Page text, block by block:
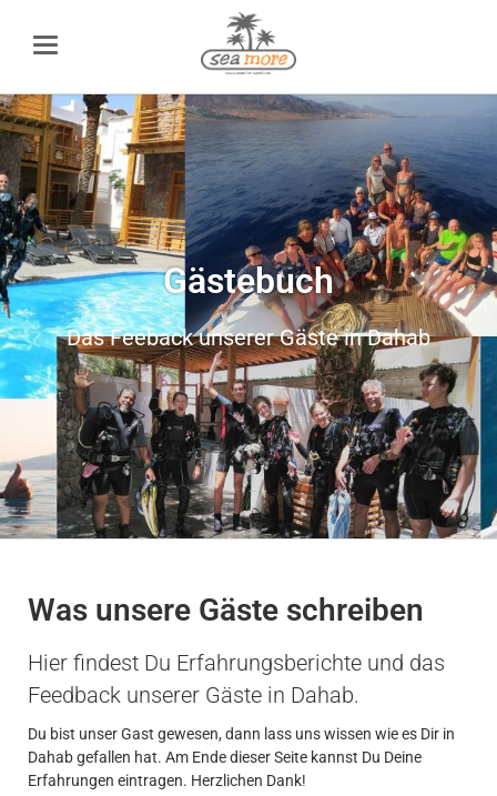
Gästebuch
Das Feeback unserer Gäste in Dahab
Was unsere Gäste schreiben
Hier findest Du Erfahrungsberichte und das
Feedback unserer Gäste in Dahab.
Du bist unser Gast gewesen, dann lass uns wissen wie es Dir in
Dahab gefallen hat. Am Ende dieser Seite kannst Du Deine
Erfahrungen eintragen. Herzlichen Dank!